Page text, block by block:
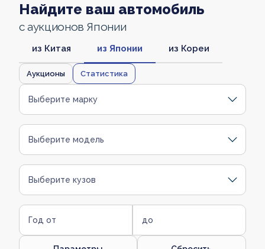
Найдите ваш автомобиль
с аукционов Японии
из Китая из Японии из Кореи
Аукционы Статистика
Выберите марку
Выберите модель
Выберите кузов
Год от до